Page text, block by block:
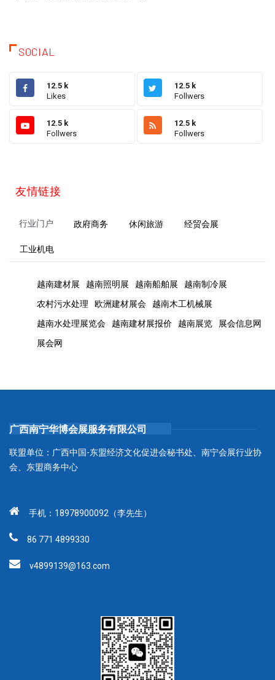
SOCIAL
12.5 k
Likes
12.5 k
Follwers
12.5 k
Follwers
12.5 k
Follwers
友情链接
行业门户 政府商务 休闲旅游 经贸会展
工业机电
越南建材展 越南照明展 越南船舶展
越南制冷展
农村污水处理
欧洲建材展会
越南木工机械展
越南水处理展览会
越南建材展报价 越南展览
展会信息网
展会网
广西南宁华博会展服务有限公司
联盟单位：广西中国-东盟经济文化促进会秘书处、南宁会展行业协
会、东盟商务中心
手机：18978900092（李先生）
86 771 4899330
v4899139@163.com